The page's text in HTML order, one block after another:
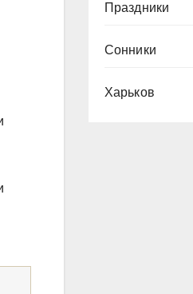
Праздники
Сонники
Харьков